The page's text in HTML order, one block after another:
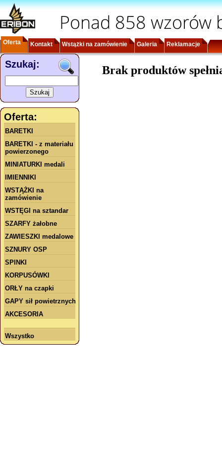
Ponad 858 wzorów
Oferta Kontakt Wstążki na zamówienie Galeria Reklamacje
Szukaj:
Oferta:
BARETKI
BARETKI - z materiału
powierzonego
MINIATURKI medali
IMIENNIKI
WSTĄŻKI na
zamówienie
WSTĘGI na sztandar
SZARFY żałobne
ZAWIESZKI medalowe
SZNURY OSP
SPINKI
KORPUSÓWKI
ORŁY na czapki
GAPY sił powietrznych
AKCESORIA
Wszystko
Brak produktów